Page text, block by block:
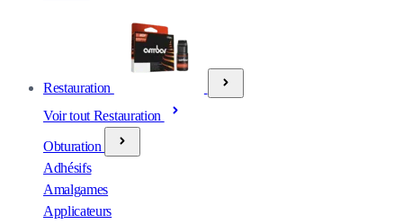
Restauration
Voir tout Restauration
Obturation
Adhésifs
Amalgames
Applicateurs